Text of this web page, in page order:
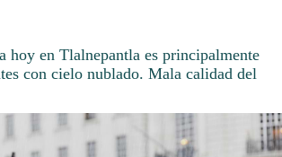
hoy en Tlalnepantla es principalmente
con cielo nublado. Mala calidad del